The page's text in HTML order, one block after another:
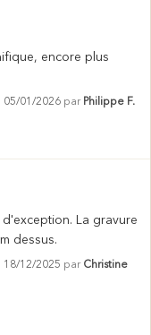
encore plus
05/01/2026 par Philippe F.
La gravure
dessus.
18/12/2025 par Christine